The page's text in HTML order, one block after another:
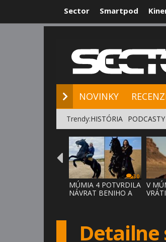
Sector Smartpod
NOVINKY
Trendy:HISTÓRIA PODCASTY
30
MÚMIA 4 POTVRDILA
NÁVRAT BENIHO A
V
Detailne